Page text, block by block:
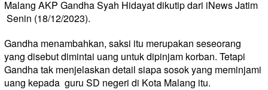
Malang AKP Gandha Syah Hidayat dikutip dari iNews Jatim
Senin (18/12/2023).
Gandha menambahkan, saksi itu merupakan seseorang
yang disebut dimintai uang untuk dipinjam korban. Tetapi
Gandha tak menjelaskan detail siapa sosok yang meminjami
uang kepada guru SD negeri di Kota Malang itu.